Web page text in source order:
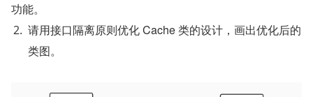
功能。
请用接口隔离原则优化 Cache 类的设计，画出优化后的
类图。